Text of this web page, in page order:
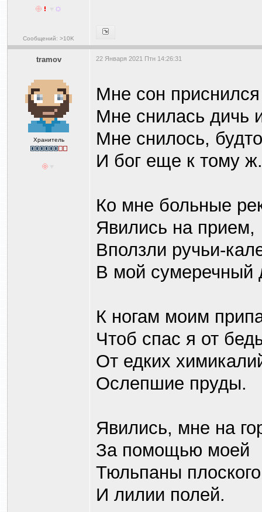
Сообщений: >10K
tramov
Хранитель
22 Января 2021 Птн 14:26:31
Мне сон
Мне снилась дичь
Мне снилось,
И бог еще к тому ж.
Ко мне больные
Явились на прием,
Вползли ручьи-
В мой сумеречный
К ногам моим
Чтоб спас я от
От едких
Ослепшие пруды.
Явились, мне на
За помощью моей
Тюльпаны
И лилии полей.